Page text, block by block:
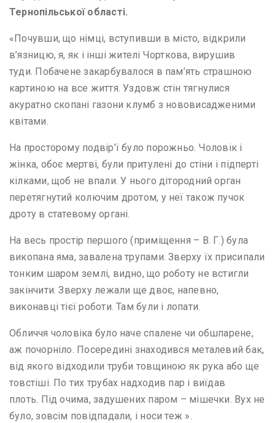
Тернопільської області.
«Почувши, що німці, вступивши в місто, відкрили
в’язницю, я, як і інші жителі Чорткова, вирушив
туди. Побачене закарбувалося в пам’ять страшною
картиною на все життя. Уздовж стін тягнулися
акуратно скопані газони клумб з нововисадженими
квітами.
На просторому подвір’ї було порожньо. Чоловік і
жінка, обоє мертві, були притулені до стіни і підперті
кілками, щоб не впали. У нього дітородний орган
перетягнутий колючим дротом, у неї також пучок
дроту в статевому органі.
На весь простір першого (приміщення – В. Г.) була
викопана яма, завалена трупами. Зверху їх присипали
тонким шаром землі, видно, що роботу не встигли
закінчити. Зверху лежали ще двоє, напевно,
виконавці тієї роботи. Там були і лопати.
Обличчя чоловіка було наче спалене чи обшпарене,
аж почорніло. Посередині знаходився металевий бак,
від якого відходили труби товщиною як рука або ще
товстіші. По тих трубах надходив пар і виїдав
плоть. Під очима, задушених паром – мішечки. Вух не
було, зовсім повідпадали, і носи теж ».